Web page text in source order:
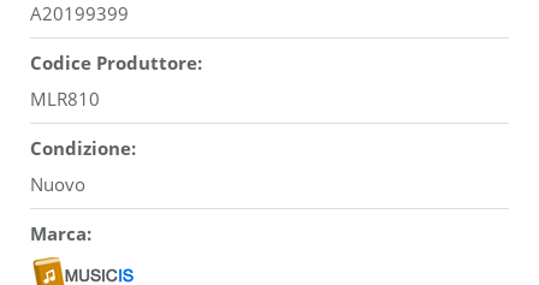
A20199399
Codice Produttore:
MLR810
Condizione:
Nuovo
Marca: